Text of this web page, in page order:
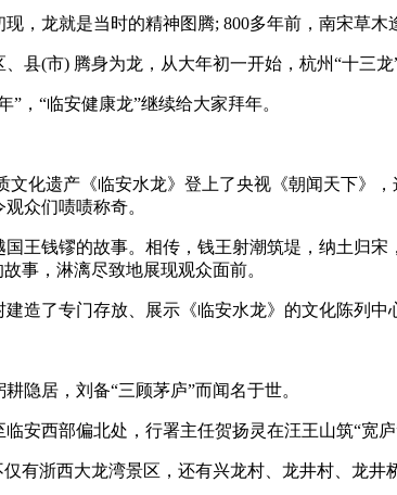
现，龙就是当时的精神图腾; 800多年前，南宋草
县(市) 腾身为龙，从大年初一开始，杭州“十三龙
”，“临安健康龙”继续给大家拜年。
文化遗产《临安水龙》登上了央视《朝闻天下》
众们啧啧称奇。
国王钱镠的故事。相传，钱王射潮筑堤，纳土归
事，淋漓尽致地展现观众面前。
造了专门存放、展示《临安水龙》的文化陈列中
隐居，刘备“三顾茅庐”而闻名于世。
临安西部偏北处，行署主任贺扬灵在汪王山筑“宽
有浙西大龙湾景区，还有兴龙村、龙井村、龙井